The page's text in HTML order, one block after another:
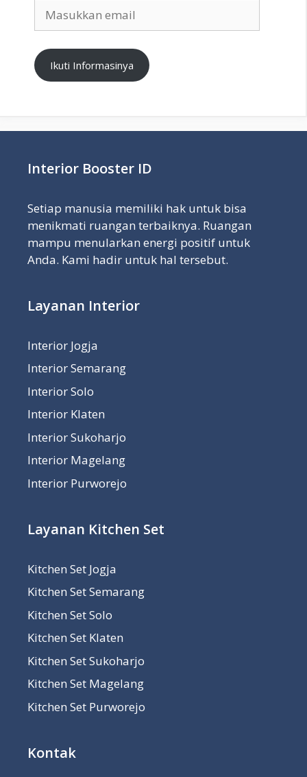
email
Ikuti Informasinya
Interior Booster ID
Setiap manusia memiliki hak untuk bisa
menikmati ruangan terbaiknya. Ruangan
mampu menularkan energi positif untuk
Anda. Kami hadir untuk hal tersebut.
Layanan Interior
Interior Jogja
Interior Semarang
Interior Solo
Interior Klaten
Interior Sukoharjo
Interior Magelang
Interior Purworejo
Layanan Kitchen Set
Kitchen Set Jogja
Kitchen Set Semarang
Kitchen Set Solo
Kitchen Set Klaten
Kitchen Set Sukoharjo
Kitchen Set Magelang
Kitchen Set Purworejo
Kontak